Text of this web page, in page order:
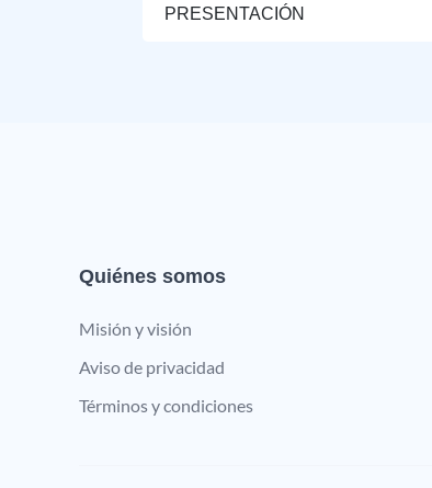
PRESENTACIÓN
Quiénes somos
Misión y visión
Aviso de privacidad
Términos y condiciones